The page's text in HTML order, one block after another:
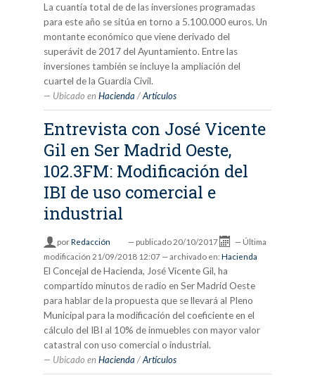
La cuantía total de de las inversiones programadas
para este año se sitúa en torno a 5.100.000 euros. Un
montante económico que viene derivado del
superávit de 2017 del Ayuntamiento. Entre las
inversiones también se incluye la ampliación del
cuartel de la Guardia Civil.
Ubicado en Hacienda /Artículos
Entrevista con José Vicente
Gil en Ser Madrid Oeste,
102.3FM: Modificación del
IBI de uso comercial e
industrial
porRedacción — publicado 20/10/2017 — Última
modificación 21/09/2018 12:07 — archivado en: Hacienda
El Concejal de Hacienda, José Vicente Gil, ha
compartido minutos de radio en Ser Madrid Oeste
para hablar de la propuesta que se llevará al Pleno
Municipal para la modificación del coeficiente en el
cálculo del IBI al 10% de inmuebles con mayor valor
catastral con uso comercial o industrial.
Ubicado en Hacienda /Artículos